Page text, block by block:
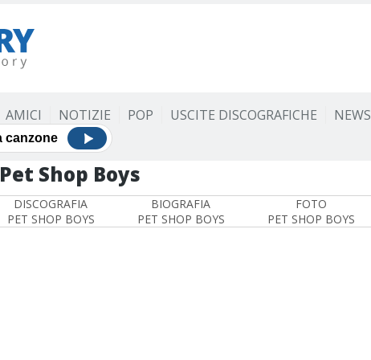
AMICI NOTIZIE POP USCITE DISCOGRAFICHE NEWS
Pet Shop Boys
DISCOGRAFIA
PET SHOP BOYS
BIOGRAFIA
PET SHOP BOYS
FOTO
PET SHOP BOYS